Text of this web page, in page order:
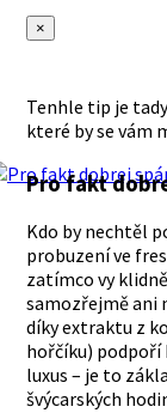
×
Tenhle tip je
které by se vám
Pro fakt
Kdo by nechtěl
probuzení ve
zatímco vy
samozřejmě ani
díky extraktu z
hořčíku) podpoří
luxus – je to
švýcarských